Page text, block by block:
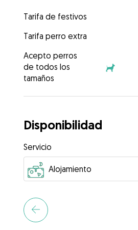
Tarifa de festivos
Tarifa perro extra
Acepto perros
de todos los
tamaños
Disponibilidad
Servicio